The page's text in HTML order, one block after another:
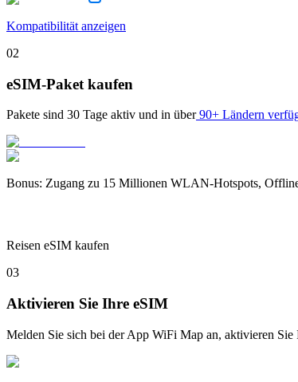
Kompatibilität anzeigen
02
eSIM-Paket kaufen
Pakete sind 30 Tage aktiv und in über 90+ Ländern
Bonus: Zugang zu 15 Millionen WLAN-Hotspots,
Reisen eSIM kaufen
03
Aktivieren Sie Ihre eSIM
Melden Sie sich bei der App WiFi Map an, aktivieren